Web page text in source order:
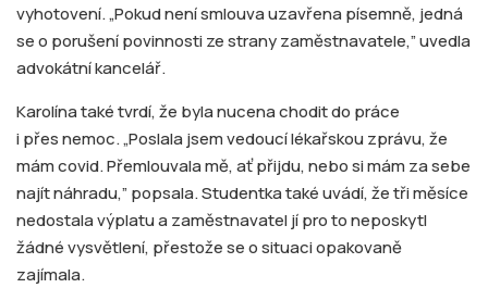
vyhotovení. „Pokud není smlouva uzavřena písemně, jedná
se o porušení povinnosti ze strany zaměstnavatele,” uvedla
advokátní kancelář.
Karolína také tvrdí, že byla nucena chodit do práce
i přes nemoc. „Poslala jsem vedoucí lékařskou zprávu, že
mám covid. Přemlouvala mě, ať přijdu, nebo si mám za sebe
najít náhradu,” popsala. Studentka také uvádí, že tři měsíce
nedostala výplatu a zaměstnavatel jí pro to neposkytl
žádné vysvětlení, přestože se o situaci opakovaně
zajímala.